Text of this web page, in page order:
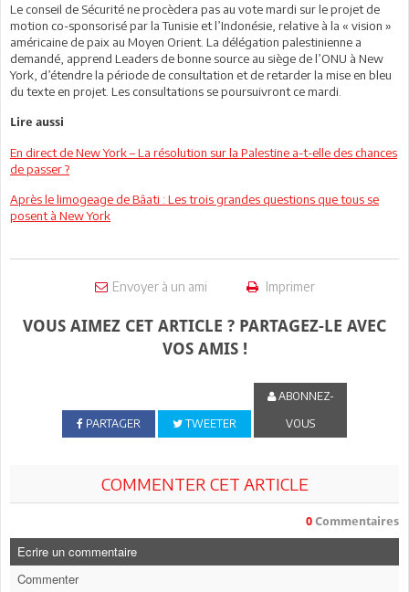
Le conseil de Sécurité ne procèdera pas au vote mardi sur le projet de
motion co-sponsorisé par la Tunisie et l’Indonésie, relative à la « vision »
américaine de paix au Moyen Orient. La délégation palestinienne a
demandé, apprend Leaders de bonne source au siège de l’ONU à New
York, d’étendre la période de consultation et de retarder la mise en bleu
du texte en projet. Les consultations se poursuivront ce mardi.
Lire aussi
En direct de New York – La résolution sur la Palestine a-t-elle des chances
de passer ?
Après le limogeage de Bâati : Les trois grandes questions que tous se
posent à New York
Envoyer à un ami Imprimer
VOUS AIMEZ CET ARTICLE ? PARTAGEZ-LE AVEC
VOS AMIS !
PARTAGER TWEETER
ABONNEZ-
VOUS
COMMENTER CET ARTICLE
0 Commentaires
Ecrire un commentaire
Commenter